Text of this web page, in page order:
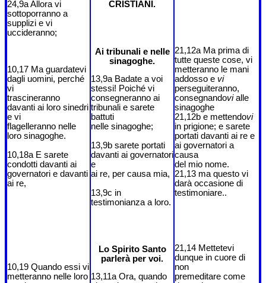
24,9a Allora vi
sottoporranno a
supplizi e vi
uccideranno;
10,17 Ma guardatevi
dagli uomini, perché
vi
trascineranno
davanti ai loro sinedri
e vi
flagelleranno nelle
loro sinagoghe.
10,18a E sarete
condotti davanti ai
governatori e davanti
ai re,
10,19 Quando essi vi
metteranno nelle loro
CRISTIANI.
Ai tribunali e nelle
sinagoghe.
13,9a Badate a voi
stessi! Poiché vi
consegneranno ai
tribunali e sarete
battuti
nelle sinagoghe;
13,9b sarete portati
davanti ai governatori
e
ai re, per causa mia,
13,9c in
testimonianza a loro.
Lo Spirito Santo
parlerà per voi.
13,11a Ora, quando
21,12a Ma prima di
tutte queste cose, vi
metteranno le mani
addosso e vi
perseguiteranno,
consegnandovialle
sinagoghe
21,12b e mettendovi
in prigione; e sarete
portati davanti ai re e
ai governatori a
causa
del mio nome.
21,13 ma questo vi
darà occasione di
testimoniare..
21,14 Mettetevi
dunque in cuore di
non
premeditare come